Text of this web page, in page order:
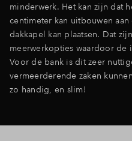
minderwerk. Het kan zijn dat
centimeter kan uitbouwen
dakkapel kan plaatsen. Dat
meerwerkopties waardoor
Voor de bank is dit zeer
vermeerderende zaken
zo handig, en slim!